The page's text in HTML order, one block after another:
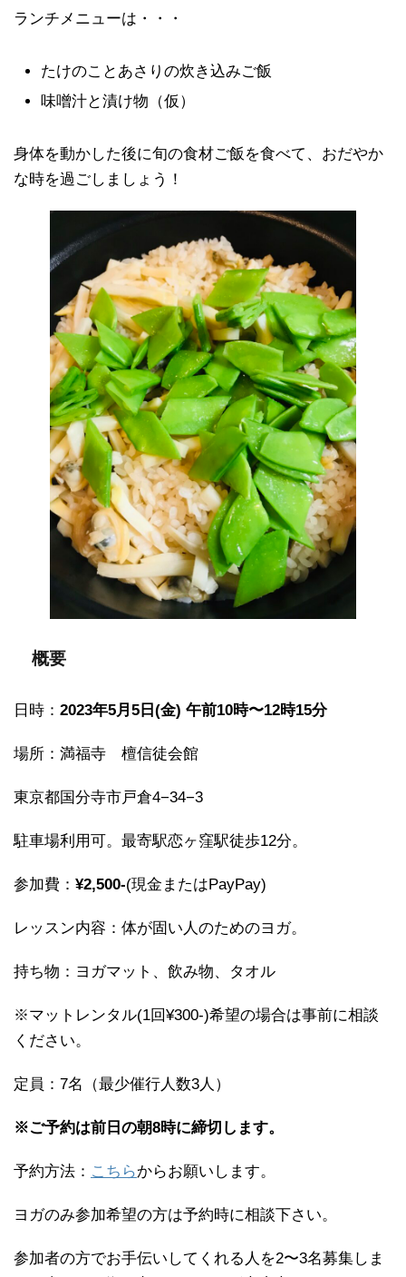
ランチメニューは・・・
たけのことあさりの炊き込みご飯
味噌汁と漬け物（仮）
身体を動かした後に旬の食材ご飯を食べて、おだやか
な時を過ごしましょう！
概要
日時： 2023年5月5日(金) 午前10時〜12時15分
場所：満福寺 檀信徒会館
東京都国分寺市戸倉4−34−3
駐車場利用可。最寄駅恋ヶ窪駅徒歩12分。
参加費： ¥2,500-(現金またはPayPay)
レッスン内容：体が固い人のためのヨガ。
持ち物：ヨガマット、飲み物、タオル
※マットレンタル(1回¥300-)希望の場合は事前に相談
ください。
定員：7名（最少催行人数3人）
※ご予約は前日の朝8時に締切します。
予約方法： こちらからお願いします。
ヨガのみ参加希望の方は予約時に相談下さい。
参加者の方でお手伝いしてくれる人を2〜3名募集しま